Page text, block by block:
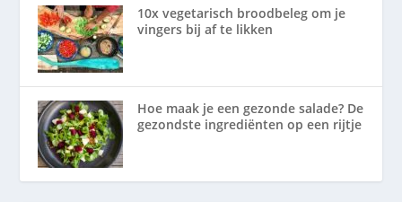
10x vegetarisch broodbeleg om je
vingers bij af te likken
Hoe maak je een gezonde salade? De
gezondste ingrediënten op een rijtje